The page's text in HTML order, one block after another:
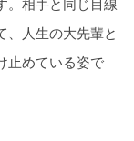
。相手と同じ目線
、人生の大先輩と
止めている姿で